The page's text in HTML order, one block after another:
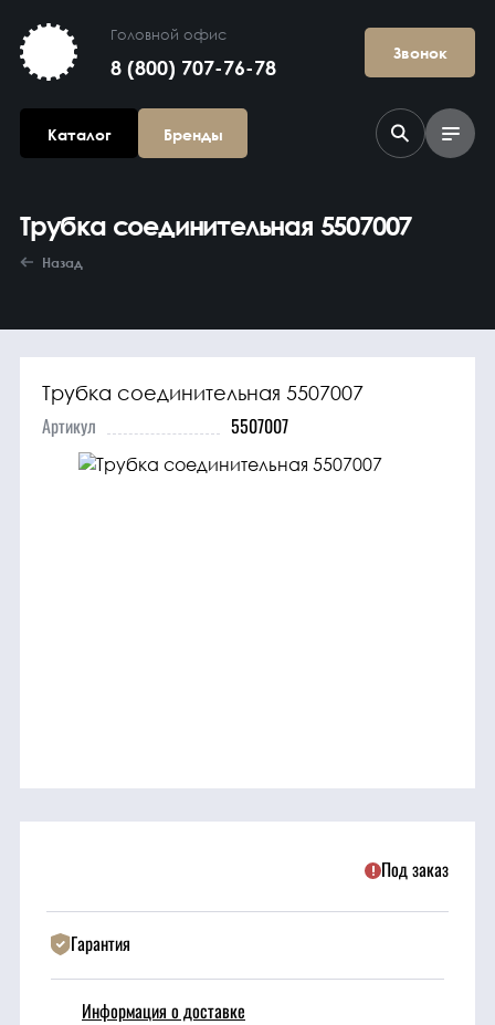
Головной офис
8 (800) 707-76-78
Звонок
Каталог Бренды
Агрегаты в
сборе
Режущие
элементы
Трубка соединительная 5507007
Назад
Трубка соединительная 5507007
Артикул 5507007
Под заказ
Гарантия
Информация о доставке